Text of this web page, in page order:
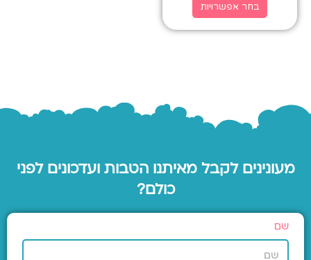
בחר אפשרויות
מעונינים לקבל מאיתנו הטבות ועדכונים לפני
כולם?
שם